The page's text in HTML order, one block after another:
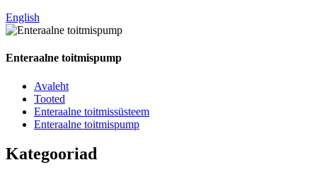
English
Enteraalne toitmispump
Avaleht
Tooted
Enteraalne toitmissüsteem
Enteraalne toitmispump
Kategooriad